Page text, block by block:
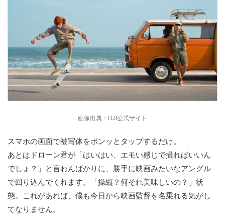
画像出典：DJI公式サイト
スマホの画面で被写体をポンッとタップするだけ。
あとはドローン君が「はいはい、エモい感じで撮ればいいん
でしょ？」と言わんばかりに、勝手に映画みたいなアングル
で回り込んでくれます。「操縦？何それ美味しいの？」状
態。これがあれば、僕も今日から映画監督を名乗れる気がし
てなりません。